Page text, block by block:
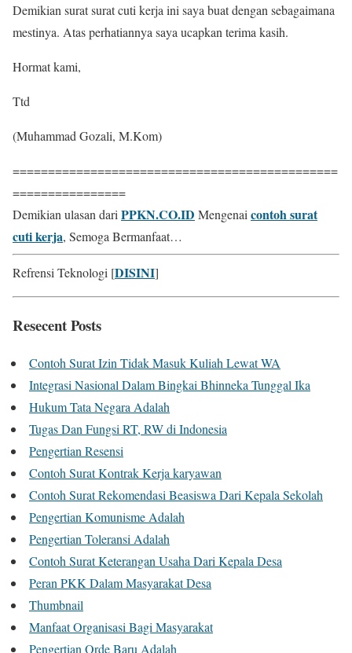
Demikian surat surat cuti kerja ini saya buat dengan sebagaimana
mestinya. Atas perhatiannya saya ucapkan terima kasih.
Hormat kami,
Ttd
(Muhammad Gozali, M.Kom)
==============================================
================
Demikian ulasan dari PPKN.CO.ID Mengenai contoh surat
cuti kerja, Semoga Bermanfaat…
Refrensi Teknologi [DISINI]
Resecent Posts
Contoh Surat Izin Tidak Masuk Kuliah Lewat WA
Integrasi Nasional Dalam Bingkai Bhinneka Tunggal Ika
Hukum Tata Negara Adalah
Tugas Dan Fungsi RT, RW di Indonesia
Pengertian Resensi
Contoh Surat Kontrak Kerja karyawan
Contoh Surat Rekomendasi Beasiswa Dari Kepala Sekolah
Pengertian Komunisme Adalah
Pengertian Toleransi Adalah
Contoh Surat Keterangan Usaha Dari Kepala Desa
Peran PKK Dalam Masyarakat Desa
Thumbnail
Manfaat Organisasi Bagi Masyarakat
Pengertian Orde Baru Adalah